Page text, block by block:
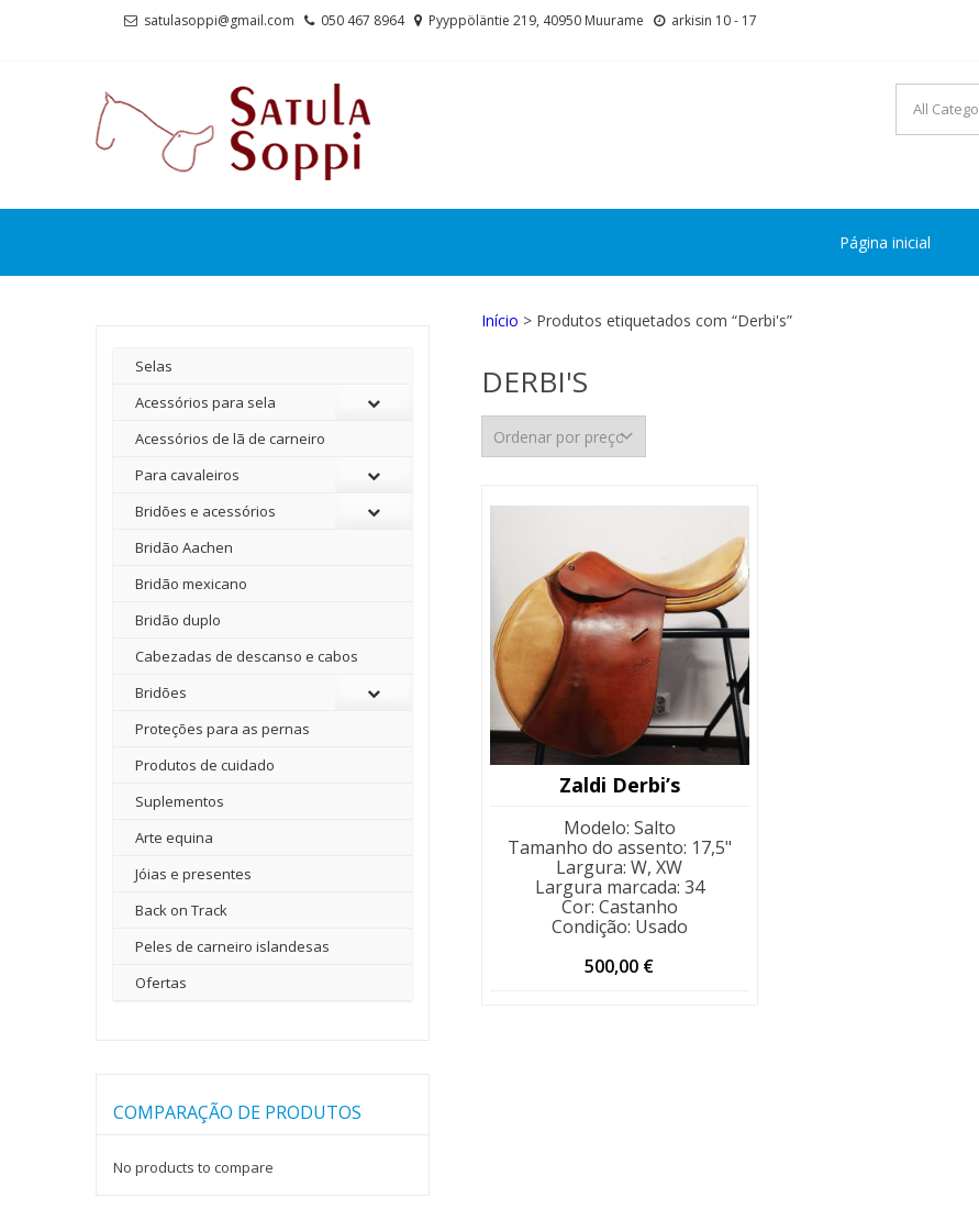
satulasoppi@gmail.com 050 467 8964 Pyyppöläntie 219, 40950 Muurame arkisin 10 - 17
Página inicial
Início > Produtos etiquetados com “Derbi's”
DERBI'S
Zaldi Derbi’s
Modelo: Salto
Tamanho do assento: 17,5"
Largura:W, XW
Largura marcada: 34
Cor: Castanho
Condição: Usado
500,00 €
Selas
Acessórios para sela
Acessórios de lã de carneiro
Para cavaleiros
Bridões e acessórios
Bridão Aachen
Bridão mexicano
Bridão duplo
Cabezadas de descanso e cabos
Bridões
Proteções para as pernas
Produtos de cuidado
Suplementos
Arte equina
Jóias e presentes
Back on Track
Peles de carneiro islandesas
Ofertas
COMPARAÇÃO DE PRODUTOS
No products to compare